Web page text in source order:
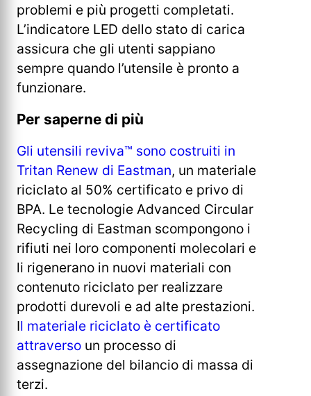
problemi e più progetti completati.
L’indicatore LED dello stato di carica
assicura che gli utenti sappiano
sempre quando l’utensile è pronto a
funzionare.
Per saperne di più
Gli utensili reviva™ sono costruiti in
Tritan Renew di Eastman, un materiale
riciclato al 50% certificato e privo di
BPA. Le tecnologie Advanced Circular
Recycling di Eastman scompongono i
rifiuti nei loro componenti molecolari e
li rigenerano in nuovi materiali con
contenuto riciclato per realizzare
prodotti durevoli e ad alte prestazioni.
Il materiale riciclato è certificato
attraverso un processo di
assegnazione del bilancio di massa di
terzi.